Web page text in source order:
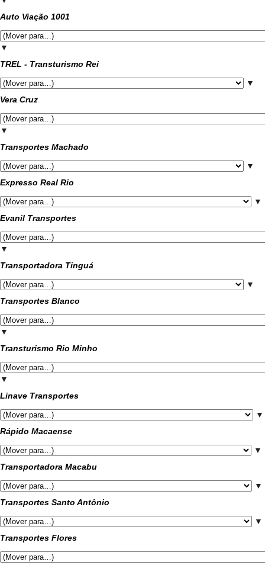
Auto Viação 1001
▼
TREL - Transturismo Rei
▼
Vera Cruz
▼
Transportes Machado
▼
Expresso Real Rio
▼
Evanil Transportes
▼
Transportadora Tinguá
▼
Transportes Blanco
▼
Transturismo Rio Minho
▼
Linave Transportes
▼
Rápido Macaense
▼
Transportadora Macabu
▼
Transportes Santo Antônio
▼
Transportes Flores